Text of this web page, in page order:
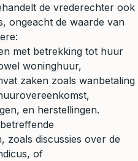
de vrederechter ook
ongeacht de waarde van
met betrekking tot huur
woninghuur,
zaken zoals wanbetaling
en herstellingen.
zoals discussies over de
of